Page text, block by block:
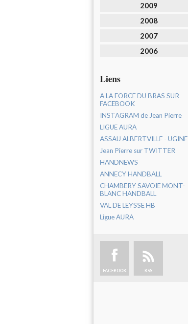
2009
2008
2007
2006
Liens
A LA FORCE DU BRAS SUR
FACEBOOK
INSTAGRAM de Jean Pierre
LIGUE AURA
ASSAU ALBERTVILLE - UGINE
Jean Pierre sur TWITTER
HANDNEWS
ANNECY HANDBALL
CHAMBERY SAVOIE MONT-
BLANC HANDBALL
VAL DE LEYSSE HB
Ligue AURA
FACEBOOK RSS